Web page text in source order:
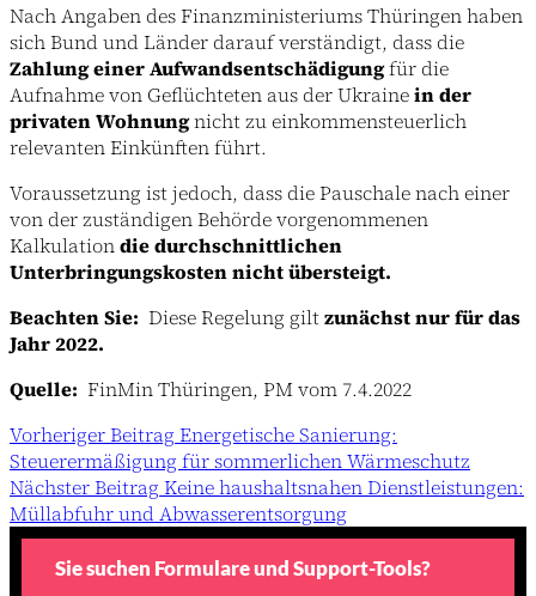
Nach Angaben des Finanzministeriums Thüringen haben
sich Bund und Länder darauf verständigt, dass die
Zahlung einer Aufwandsentschädigungfür die
Aufnahme von Geflüchteten aus der Ukrainein der
privaten Wohnungnicht zu einkommensteuerlich
relevanten Einkünften führt.
Voraussetzung ist jedoch, dass die Pauschale nach einer
von der zuständigen Behörde vorgenommenen
Kalkulationdie durchschnittlichen
Unterbringungskosten nicht übersteigt.
Beachten Sie: Diese Regelung giltzunächst nur für das
Jahr 2022.
Quelle: FinMin Thüringen, PM vom 7.4.2022
VorherigerBeitragEnergetische Sanierung:
Steuerermäßigung für sommerlichen Wärmeschutz
NächsterBeitragKeine haushaltsnahen Dienstleistungen:
Müllabfuhr und Abwasserentsorgung
Sie suchen Formulare und Support-Tools?